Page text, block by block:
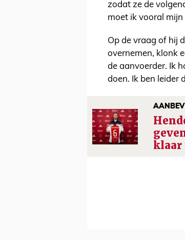
zodat ze de
moet ik vooral mijn
Op de vraag of hij
overnemen, klonk
de aanvoerder. Ik
doen. Ik ben leider
klaar